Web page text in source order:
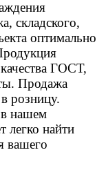
складского,
оптимально
ГОСТ,
Продажа
розницу.
нашем
легко найти
вашего